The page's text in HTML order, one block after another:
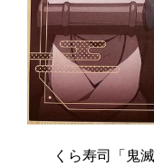
くら寿司「鬼